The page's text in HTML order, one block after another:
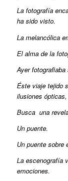
La fotografía
ha sido visto.
La melancólica
El alma de la
Ayer
Éste viaje tejido
ilusiones ópticas,
Busca una
Un puente.
Un puente sobre
La escenografía
emociones.